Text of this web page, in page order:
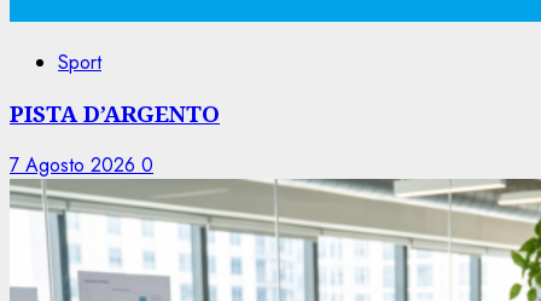
Sport
PISTA D’ARGENTO
7 Agosto 2026 0